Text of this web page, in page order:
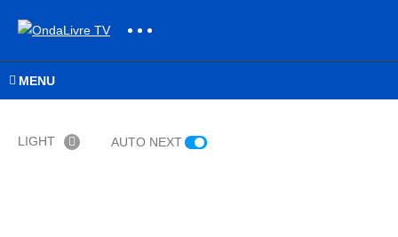
MENU
LIGHT AUTO NEXT